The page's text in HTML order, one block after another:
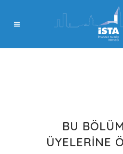
BU
ÜYELERINE